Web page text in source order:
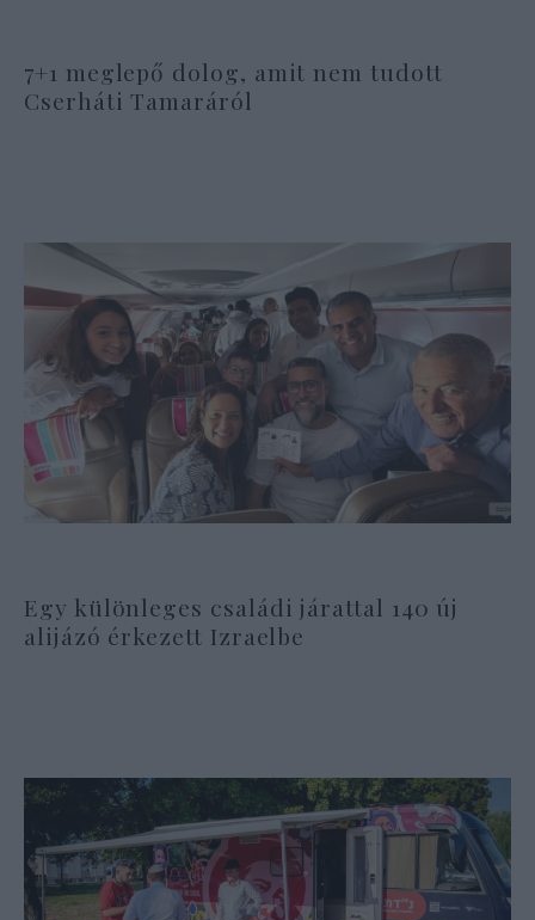
7+1 meglepő dolog, amit nem tudott
Cserháti Tamaráról
Egy különleges családi járattal 140 új
alijázó érkezett Izraelbe